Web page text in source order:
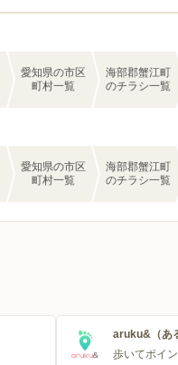
愛知県の市区
町村一覧
海部郡蟹江町
のチラシ一覧
愛知県の市区
町村一覧
海部郡蟹江町
のチラシ一覧
aruku&（あ
歩いてポイ